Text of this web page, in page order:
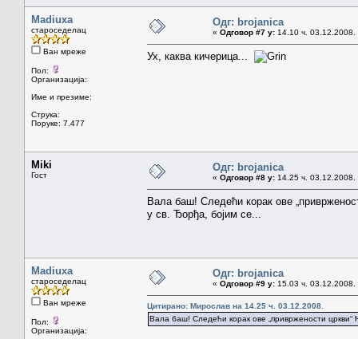
Madiuxa
староседелац
Ван мреже
Пол:
Организација:
Име и презиме:
Струка:
Поруке: 7.477
Одг: brojanica
« Одговор #7 у: 14.10 ч. 03.12.2008.
Ух, каква кичерица...
Miki
Гост
Одг: brojanica
« Одговор #8 у: 14.25 ч. 03.12.2008.
Вала баш! Следећи корак ове
у св. Ђорђа, бојим се...
Madiuxa
староседелац
Ван мреже
Пол:
Организација:
Одг: brojanica
« Одговор #9 у: 15.03 ч. 03.12.2008.
Цитирано: Мирослав на 14.25 ч. 03.12.2008.
Вала баш! Следећи корак ове „привржености